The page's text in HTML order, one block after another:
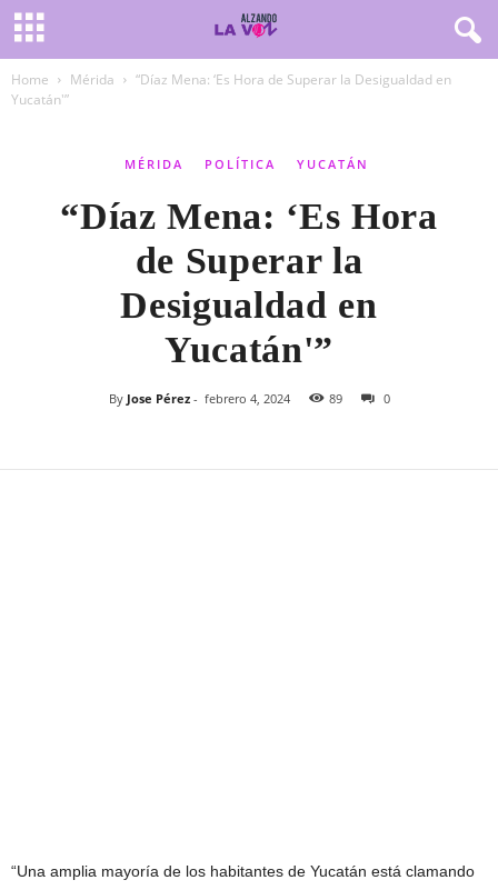
Home Mérida
“Díaz Mena: ‘Es Hora de Superar la Desigualdad en
Yucatán'”
MÉRIDA POLÍTICA YUCATÁN
“Díaz Mena: ‘Es Hora
de Superar la
Desigualdad en
Yucatán'”
By Jose Pérez- febrero 4, 2024 89 0
“Una amplia mayoría de los habitantes de Yucatán está clamando